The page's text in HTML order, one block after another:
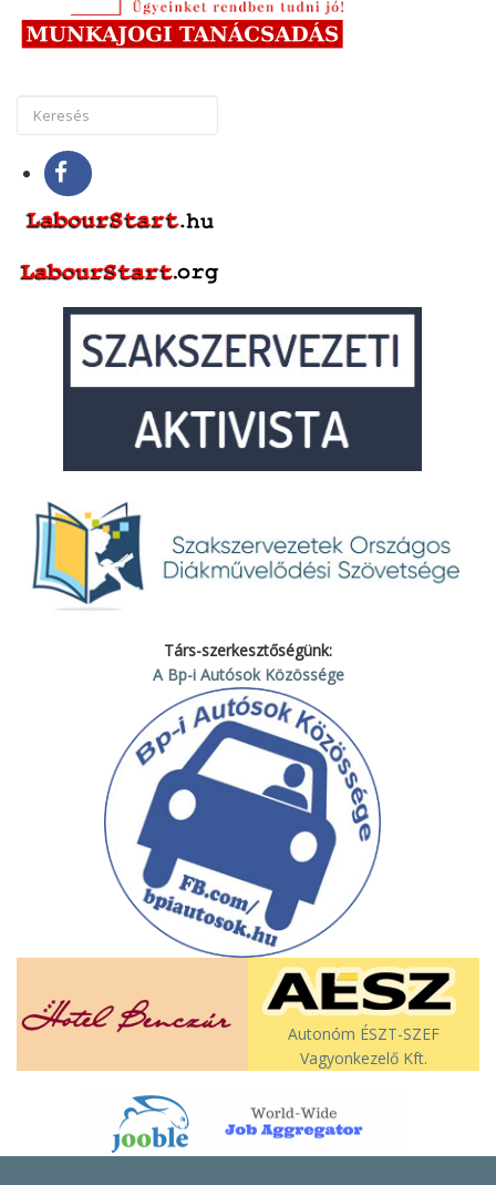
Társ-szerkesztőségünk:
A Bp-i Autósok Közössége
Autonóm ÉSZT-SZEF
Vagyonkezelő Kft.